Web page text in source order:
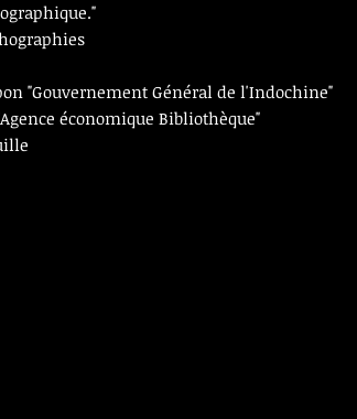
"Gouvernement Général de l'Indochine"
économique Bibliothèque"